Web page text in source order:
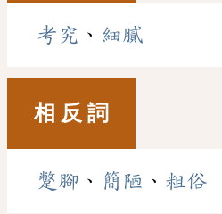
考究 、 細膩
相 反 詞
蹩腳 、 簡陋 、 粗俗